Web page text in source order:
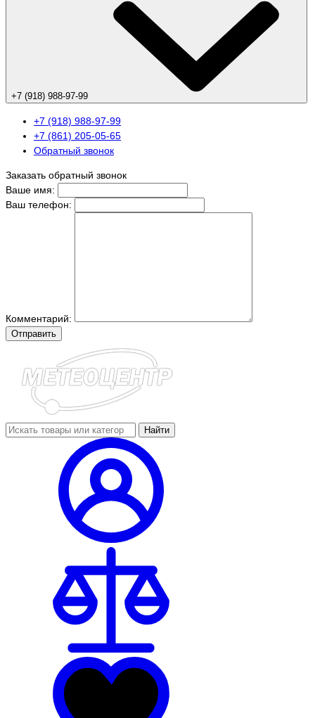
+7 (918) 988-97-99
+7 (918) 988-97-99
+7 (861) 205-05-65
Обратный звонок
Заказать обратный звонок
Ваше имя:
Ваш телефон:
Комментарий:
Отправить
Найти